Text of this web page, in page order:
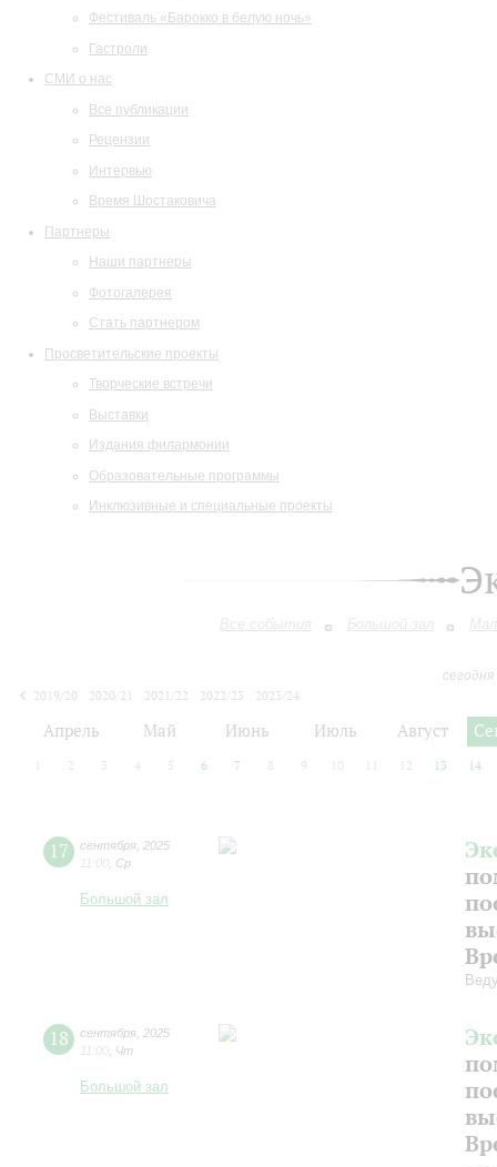
Фестиваль «Барокко в белую ночь»
Гастроли
СМИ о нас
Все публикации
Рецензии
Интервью
Время Шостаковича
Партнеры
Наши партнеры
Фотогалерея
Стать партнером
Просветительские проекты
Творческие встречи
Выставки
Издания филармонии
Образовательные программы
Инклюзивные и специальные проекты
Все события Большой зал
2019/20
2020/21 2021/22 2022/23
2023/24
Апрель Май Июнь Июль Август
2 3 4 5 6 7 8 9 10 12 13 14
17 сентября 2025
11:00 Ср
Большой зал
18 сентября 2025
11:00 Чт
Большой зал